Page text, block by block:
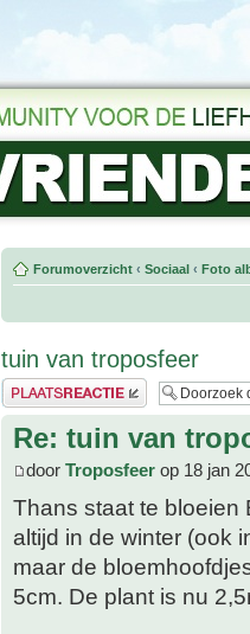
Forumoverzicht ‹ Sociaal ‹ Foto
tuin van troposfeer
Plaats een reactie
Re: tuin van
door Troposfeer op 18 jan
Thans staat te bloeien
altijd in de winter (ook
maar de
5cm. De plant is nu